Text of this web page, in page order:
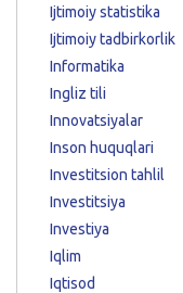
Ijtimoiy statistika
Ijtimoiy tadbirkorlik
Informatika
Ingliz tili
Innovatsiyalar
Inson huquqlari
Investitsion tahlil
Investitsiya
Investiya
Iqlim
Iqtisod